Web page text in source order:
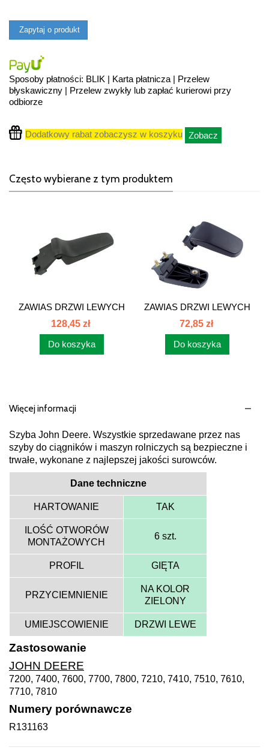
Zapytaj o produkt
Sposoby płatności: BLIK | Karta płatnicza | Przelew
błyskawiczny | Przelew zwykły lub zapłać kurierowi przy
odbiorze
Dodatkowy rabat zobaczysz w koszyku Zobacz
Często wybierane z tym produktem
ZAWIAS DRZWI LEWYCH
DOLNY JOHN...
128,45 zł
Do koszyka
ZAWIAS DRZWI LEWYCH
GÓRNY...
72,85 zł
Do koszyka
Więcej informacji
Szyba John Deere. Wszystkie sprzedawane przez nas
szyby do ciągników i maszyn rolniczych są bezpieczne i
trwałe, wykonane z najlepszej jakości surowców.
Dane techniczne
HARTOWANIE TAK
ILOŚĆ OTWORÓW
MONTAŻOWYCH
6 szt.
PROFIL GIĘTA
PRZYCIEMNIENIE
NA KOLOR
ZIELONY
UMIEJSCOWIENIE DRZWI LEWE
Zastosowanie
JOHN DEERE
7200, 7400, 7600, 7700, 7800, 7210, 7410, 7510, 7610,
7710, 7810
Numery porównawcze
R131163